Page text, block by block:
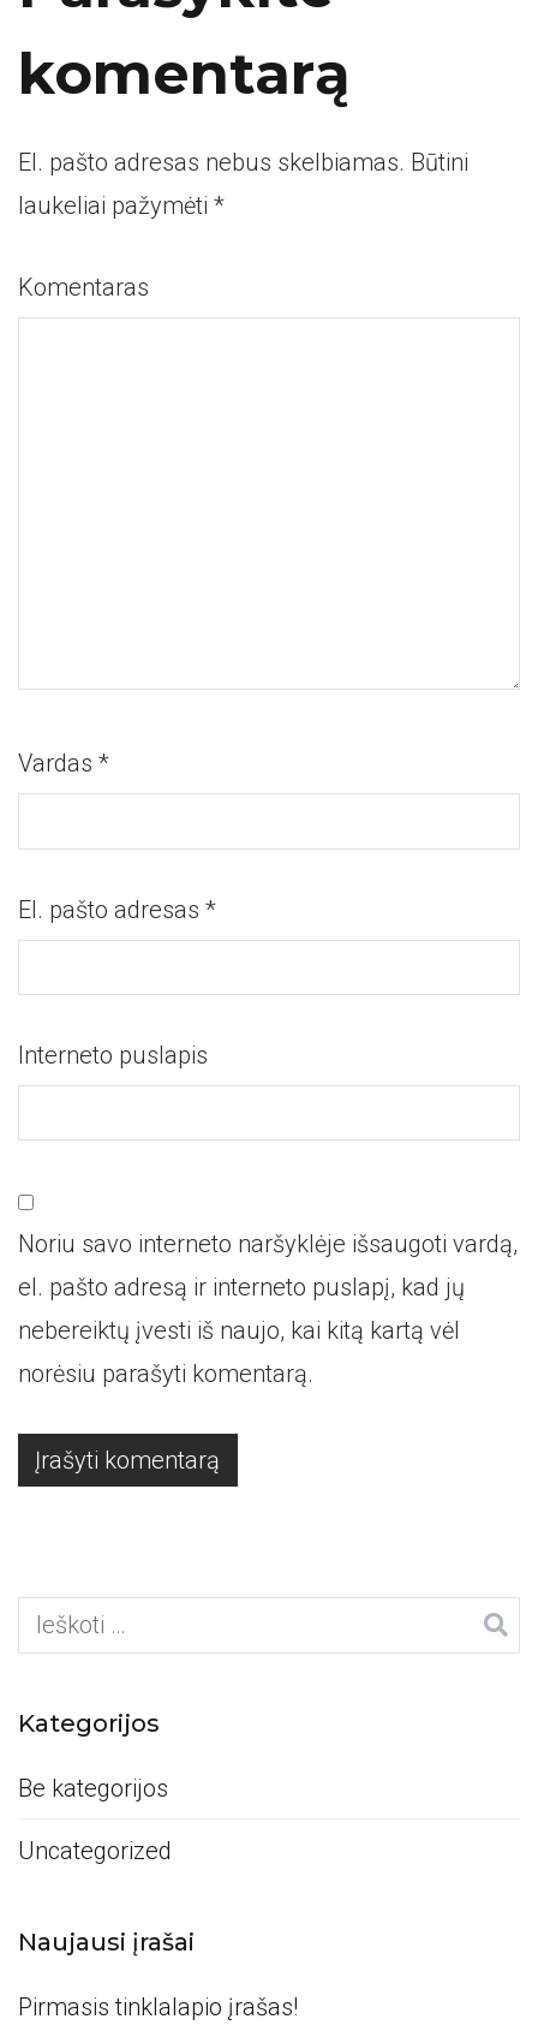
komentarą
El. pašto adresas nebus skelbiamas. Būtini
laukeliai pažymėti *
Komentaras
Vardas *
El. pašto adresas *
Interneto puslapis
Noriu savo interneto naršyklėje išsaugoti vardą,
el. pašto adresą ir interneto puslapį, kad jų
nebereiktų įvesti iš naujo, kai kitą kartą vėl
norėsiu parašyti komentarą.
Ieškoti:
Kategorijos
Be kategorijos
Uncategorized
Naujausi įrašai
Pirmasis tinklalapio įrašas!